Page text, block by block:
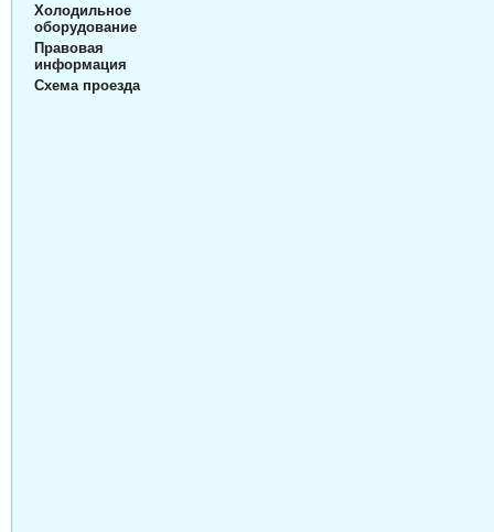
Холодильное
оборудование
Правовая
информация
Схема проезда